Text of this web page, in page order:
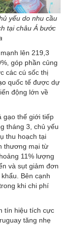
yếu do nhu cầu
tại châu Á bước
lên 219,3
góp phần củng
các cú sốc thị
quốc tế được dự
động lớn về
gạo thế giới tiếp
tháng 3, chủ yếu
thu hoạch tại
thương mại từ
11% lượng
và sụt giảm đơn
Bên cạnh
khi chi phí
tín hiệu tích cực
tăng nhẹ